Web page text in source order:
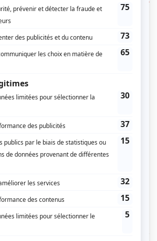
de Navet Confis et Carl-Éric Hudon Bravo,
Le set de Et.tu.dis.souvent.aussi composé
Confit, Carl-Éric Hudon et Émilie
Chacun y allant de versions revisitées
pièces de leur répertoire respectif.
de Navet Confit en version
est franchement une
Non Caroline, non de Carl-Éric Hudon et
d\'autres encore. Je ne connais pas assez
mais les gens à mes côtés étaient bien
El Motor.